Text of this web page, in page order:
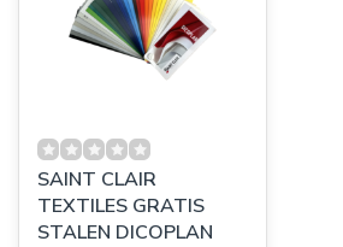
SAINT CLAIR
TEXTILES GRATIS
STALEN DICOPLAN